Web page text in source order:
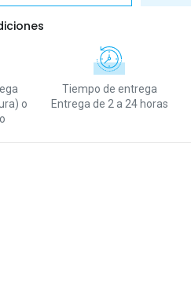
o
Tiempo de entrega
Entrega de 2 a 24 horas